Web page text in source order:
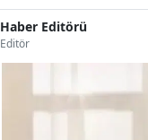
Haber Editörü
Editör